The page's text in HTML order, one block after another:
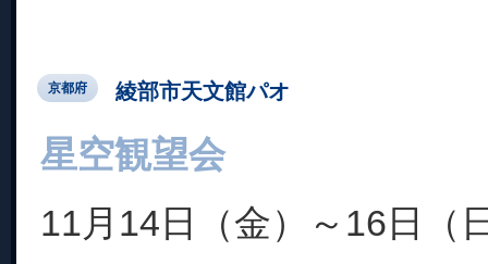
京都府 綾部市天文館パオ
星空観望会
11月14日（金）～16日（